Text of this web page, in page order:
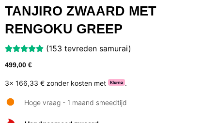
TANJIRO ZWAARD MET
RENGOKU GREEP
(153 tevreden samurai)
499,00 €
3x 166,33 € zonder kosten met .
Hoge vraag - 1 maand smeedtijd